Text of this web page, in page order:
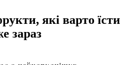
які варто їсти
зараз